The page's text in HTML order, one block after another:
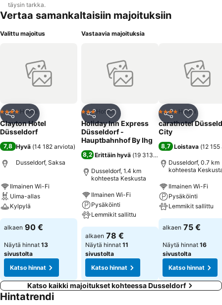
täysin tarkka.
Vertaa samankaltaisiin majoituksiin
Valittu majoitus
Jaa Lisää suosikkeihin
4 Tähtiluokitus
Hotelli
Clayton Hotel
Düsseldorf
7,8 Hyvä (14 182 arviota)
Dusseldorf, Saksa
Ilmainen Wi-Fi
Uima-allas
Kylpylä
alkaen 90 €
Näytä hinnat 13
sivustolta
Katso hinnat
Vastaavia majoituksia
Jaa Lisää suosikkeihin
3 Tähtiluokitus
Hotelli
Holiday Inn Express
Düsseldorf -
Hauptbahnhof By Ihg
8,2 Erittäin hyvä (19 313 arviota
Dusseldorf, 1.4 km
kohteesta Keskusta
Ilmainen Wi-Fi
Pysäköinti
Lemmikit sallittu
alkaen 78 €
Näytä hinnat 11
sivustolta
Katso hinnat
Jaa Lisää
4 Tähtiluokitus
Hotelli
carathotel
City
8,7 Loistava (12
Dusseldorf, 0.7 km
kohteesta
Ilmainen Wi-Fi
Pysäköinti
Lemmikit sallittu
alkaen 75 €
Näytä hinnat 16
sivustolta
Katso hinnat
Katso kaikki majoitukset kohteessa Dusseldorf
Hintatrendi